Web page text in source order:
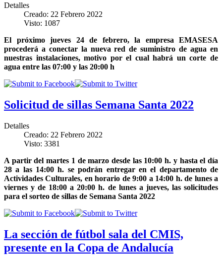
Detalles
Creado: 22 Febrero 2022
Visto: 1087
El próximo jueves 24 de febrero, la empresa EMASESA
procederá a conectar la nueva red de suministro de agua en
nuestras instalaciones, motivo por el cual habrá un corte de
agua entre las 07:00 y las 20:00 h
Solicitud de sillas Semana Santa 2022
Detalles
Creado: 22 Febrero 2022
Visto: 3381
A partir del martes 1 de marzo desde las 10:00 h. y hasta el día
28 a las 14:00 h. se podrán entregar en el departamento de
Actividades Culturales, en horario de 9:00 a 14:00 h. de lunes a
viernes y de 18:00 a 20:00 h. de lunes a jueves, las solicitudes
para el sorteo de sillas de Semana Santa 2022
La sección de fútbol sala del CMIS,
presente en la Copa de Andalucía